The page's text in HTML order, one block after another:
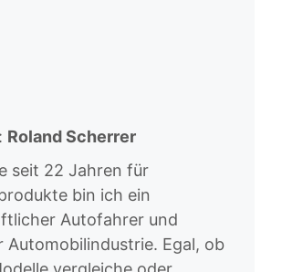
Roland Scherrer
seit 22 Jahren für
bin ich ein
Autofahrer und
Automobilindustrie. Egal, ob